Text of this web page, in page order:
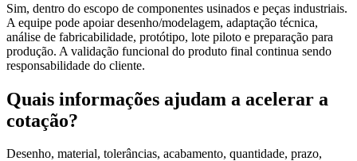
Sim, dentro do escopo de componentes usinados e peças industriais.
A equipe pode apoiar desenho/modelagem, adaptação técnica,
análise de fabricabilidade, protótipo, lote piloto e preparação para
produção. A validação funcional do produto final continua sendo
responsabilidade do cliente.
Quais informações ajudam a acelerar a
cotação?
Desenho, material, tolerâncias, acabamento, quantidade, prazo,